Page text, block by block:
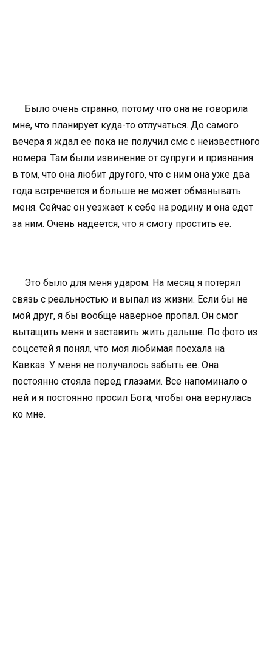
Было очень странно, потому что она не говорила
мне, что планирует куда-то отлучаться. До самого
вечера я ждал ее пока не получил смс с неизвестного
номера. Там были извинение от супруги и признания
в том, что она любит другого, что с ним она уже два
года встречается и больше не может обманывать
меня. Сейчас он уезжает к себе на родину и она едет
за ним. Очень надеется, что я смогу простить ее.
Это было для меня ударом. На месяц я потерял
связь с реальностью и выпал из жизни. Если бы не
мой друг, я бы вообще наверное пропал. Он смог
вытащить меня и заставить жить дальше. По фото из
соцсетей я понял, что моя любимая поехала на
Кавказ. У меня не получалось забыть ее. Она
постоянно стояла перед глазами. Все напоминало о
ней и я постоянно просил Бога, чтобы она вернулась
ко мне.